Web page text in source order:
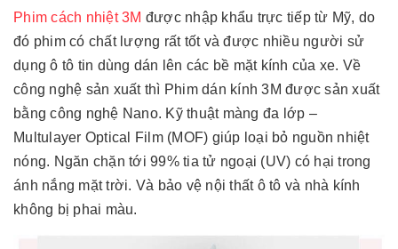
Phim cách nhiệt 3M được nhập khẩu trực tiếp từ Mỹ, do
đó phim có chất lượng rất tốt và được nhiều người sử
dụng ô tô tin dùng dán lên các bề mặt kính của xe. Về
công nghệ sản xuất thì Phim dán kính 3M được sản xuất
bằng công nghệ Nano. Kỹ thuật màng đa lớp –
Multulayer Optical Film (MOF) giúp loại bỏ nguồn nhiệt
nóng. Ngăn chặn tới 99% tia tử ngoại (UV) có hại trong
ánh nắng mặt trời. Và bảo vệ nội thất ô tô và nhà kính
không bị phai màu.